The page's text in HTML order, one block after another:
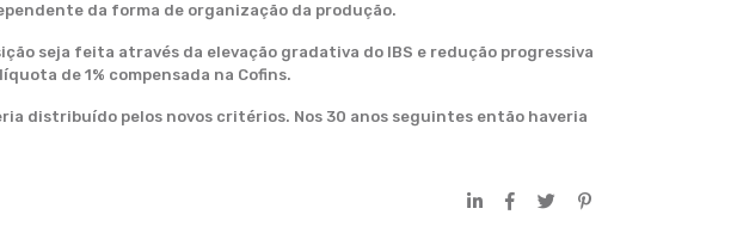
da forma de organização da produção.
seja feita através da elevação gradativa do IBS e redução progressiva
de 1% compensada na Cofins.
distribuído pelos novos critérios. Nos 30 anos seguintes então haveria